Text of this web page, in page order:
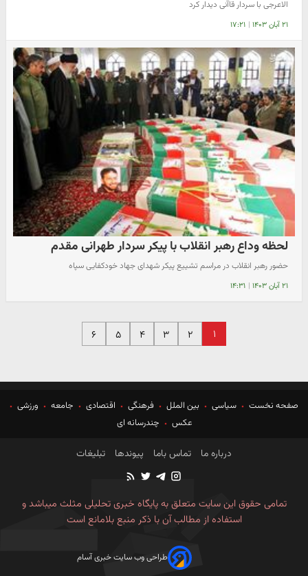
الاعرجی با سردار قاآنی دیدار کرد
۲۱ آبان ۱۴۰۳ | ۱۷:۲۱
لحظه وداع رهبر انقلاب با پیکر سردار طهرانی مقدم
حضور رهبر انقلاب در مراسم تشییع پیکر شهدای جهاد خودکفایی سپاه
۲۱ آبان ۱۴۰۳ | ۱۴:۳۱
۱ ۲ ۳ ۴ ۵ ۶
صفحه نخست سیاسی بین الملل فرهنگی اقتصادی جامعه
ورزشی
عکس
چندرسانه ای
درباره ما تماس باما پیوندها تبلیغات
تمامی حقوق این سایت متعلق به پایگاه خبری تحلیلی مثلث میباشد و
استفاده از مطالب آن با ذکر منبع بلامانع است
طراحی وب سایت خبری آسام